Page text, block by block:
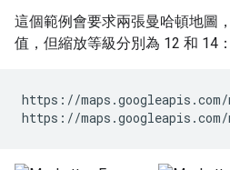
這個範例會要求兩張曼哈頓地圖
值，但縮放等級分別為 12 和 14：
https://
https://